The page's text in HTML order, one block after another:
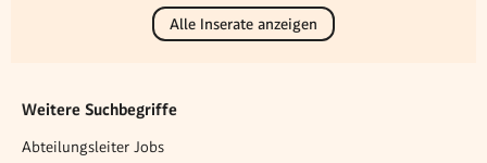
Alle Inserate anzeigen
Weitere Suchbegriffe
Abteilungsleiter Jobs